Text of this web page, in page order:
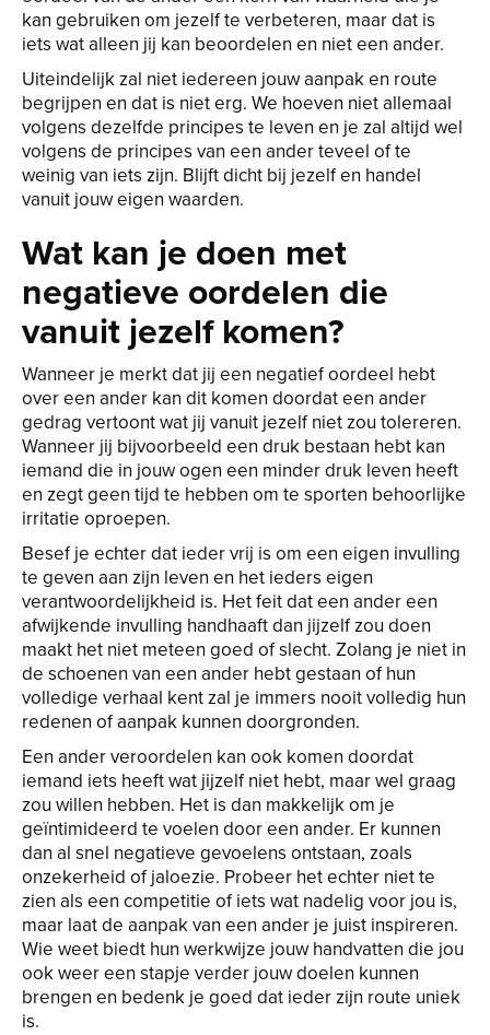
kan gebruiken om jezelf te verbeteren, maar dat is
iets wat alleen jij kan beoordelen en niet een ander.
Uiteindelijk zal niet iedereen jouw aanpak en route
begrijpen en dat is niet erg. We hoeven niet allemaal
volgens dezelfde principes te leven en je zal altijd wel
volgens de principes van een ander teveel of te
weinig van iets zijn. Blijft dicht bij jezelf en handel
vanuit jouw eigen waarden.
Wat kan je doen met
negatieve oordelen die
vanuit jezelf komen?
Wanneer je merkt dat jij een negatief oordeel hebt
over een ander kan dit komen doordat een ander
gedrag vertoont wat jij vanuit jezelf niet zou tolereren.
Wanneer jij bijvoorbeeld een druk bestaan hebt kan
iemand die in jouw ogen een minder druk leven heeft
en zegt geen tijd te hebben om te sporten behoorlijke
irritatie oproepen.
Besef je echter dat ieder vrij is om een eigen invulling
te geven aan zijn leven en het ieders eigen
verantwoordelijkheid is. Het feit dat een ander een
afwijkende invulling handhaaft dan jijzelf zou doen
maakt het niet meteen goed of slecht. Zolang je niet in
de schoenen van een ander hebt gestaan of hun
volledige verhaal kent zal je immers nooit volledig hun
redenen of aanpak kunnen doorgronden.
Een ander veroordelen kan ook komen doordat
iemand iets heeft wat jijzelf niet hebt, maar wel graag
zou willen hebben. Het is dan makkelijk om je
geïntimideerd te voelen door een ander. Er kunnen
dan al snel negatieve gevoelens ontstaan, zoals
onzekerheid of jaloezie. Probeer het echter niet te
zien als een competitie of iets wat nadelig voor jou is,
maar laat de aanpak van een ander je juist inspireren.
Wie weet biedt hun werkwijze jouw handvatten die jou
ook weer een stapje verder jouw doelen kunnen
brengen en bedenk je goed dat ieder zijn route uniek
is.